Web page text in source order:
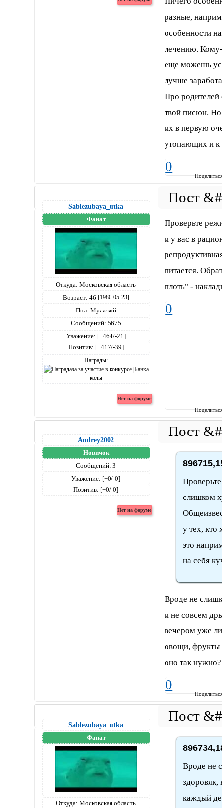
разные,
особенности
лечению. Кому-
еще можешь
лучше
Про родителей
твой писюн. Но
их в первую
утопающих и к
0
Sablezubaya_utka
Фанат
Откуда: Московская область
Возраст: 46 [1980-05-23]
Пол: Мужской
Сообщений: 5675
Уважение: [+464/-21]
Позитив: [+417/-39]
Награды:
Проверьте
и у вас в
питается.
плоть" -
0
Andrey2002
Новичок
Сообщений: 3
Уважение: [+0/-0]
Позитив: [+0/-0]
слишком
у тех, кто
это
на себя
Вроде не
и не совсем
вечером уже
овощи, фрукты
оно так нужно?
0
Sablezubaya_utka
Фанат
Откуда: Московская область
Вроде не
каждый